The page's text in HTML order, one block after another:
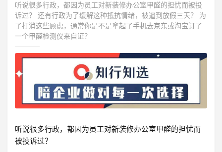
资料库
服务商
登录
听说很多行政，都因为员工对新装修办公室甲醛的担忧而被投
诉过？ 还有行政为了缓解这种抵抗情绪，被逼到放假三天？ 为
了打消这些顾虑，通常你是不是拿起了手机去京东或淘宝订了
一个甲醛检测仪来自证？
听说很多行政，都因为员工对新装修办公室甲醛的担忧而
被投诉过？